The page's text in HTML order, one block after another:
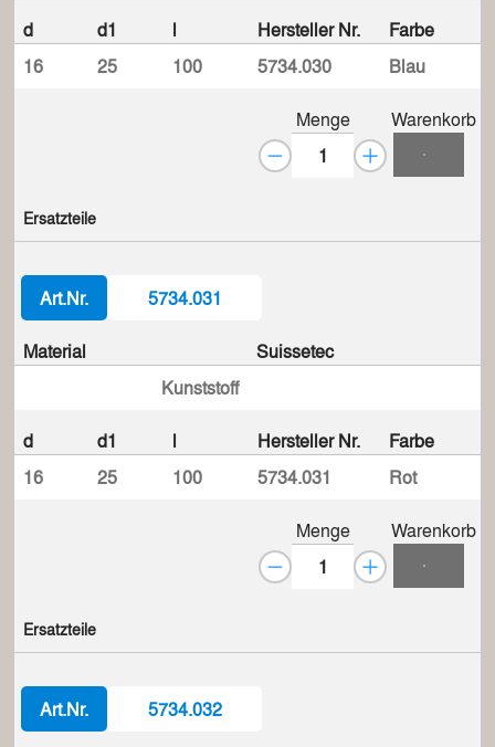
d d1 l Hersteller Nr.
Farbe
16
25 100 5734.030 Blau
Menge Warenkorb
Ersatzteile
Art.Nr. 5734.031
Material
Kunststoff
Suissetec
d d1 l Hersteller Nr.
Farbe
16
25 100 5734.031 Rot
Menge Warenkorb
Ersatzteile
Art.Nr. 5734.032